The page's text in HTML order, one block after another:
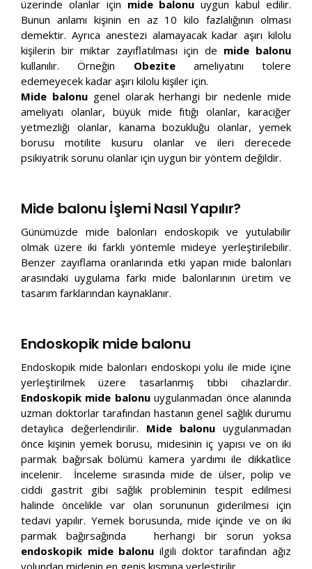
üzerinde olanlar için mide balonu uygun kabul edilir.
Bunun anlamı kişinin en az 10 kilo fazlalığının olması
demektir. Ayrıca anestezi alamayacak kadar aşırı kilolu
kişilerin bir miktar zayıflatılması için de mide balonu
kullanılır. Örneğin Obeziteameliyatını tolere
edemeyecek kadar aşırı kilolu kişiler için.
Mide balonugenel olarak herhangi bir nedenle mide
ameliyatı olanlar, büyük mide fıtığı olanlar, karaciğer
yetmezliği olanlar, kanama bozukluğu olanlar, yemek
borusu motilite kusuru olanlar ve ileri derecede
psikiyatrik sorunu olanlar için uygun bir yöntem değildir.
Mide balonu İşlemi Nasıl Yapılır?
Günümüzde mide balonları endoskopik ve yutulabilir
olmak üzere iki farklı yöntemle mideye yerleştirilebilir.
Benzer zayıflama oranlarında etki yapan mide balonları
arasındaki uygulama farkı mide balonlarının üretim ve
tasarım farklarından kaynaklanır.
Endoskopik mide balonu
Endoskopik mide balonları endoskopi yolu ile mide içine
yerleştirilmek üzere tasarlanmış tıbbi cihazlardır.
Endoskopik mide balonuuygulanmadan önce alanında
uzman doktorlar tarafından hastanın genel sağlık durumu
detaylıca değerlendirilir. Mide balonu uygulanmadan
önce kişinin yemek borusu, midesinin iç yapısı ve on iki
parmak bağırsak bölümü kamera yardımı ile dikkatlice
incelenir. İnceleme sırasında mide de ülser, polip ve
ciddi gastrit gibi sağlık probleminin tespit edilmesi
halinde öncelikle var olan sorununun giderilmesi için
tedavi yapılır. Yemek borusunda, mide içinde ve on iki
parmak bağırsağında herhangi bir sorun yoksa
endoskopik mide balonu ilgili doktor tarafından ağız